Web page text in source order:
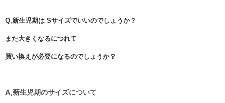
Q,新生児期は Sサイズでいいのでしょうか？
また大きくなるにつれて
買い換えが必要になるのでしょうか？
A,新生児期のサイズについて